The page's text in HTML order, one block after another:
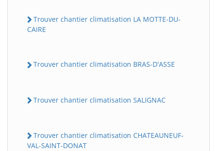
Trouver chantier climatisation LA MOTTE-DU-
CAIRE
Trouver chantier climatisation BRAS-D'ASSE
Trouver chantier climatisation SALIGNAC
Trouver chantier climatisation CHATEAUNEUF-
VAL-SAINT-DONAT